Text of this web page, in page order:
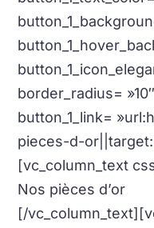
border_radius= »10″
button_1_link=
pieces-d-
[vc_column_text
Nos pièces d’or
[/